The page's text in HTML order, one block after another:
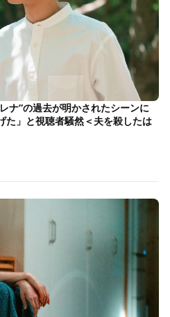
ナ”の過去が明かされたシーンに
た」と視聴者騒然＜夫を殺したは